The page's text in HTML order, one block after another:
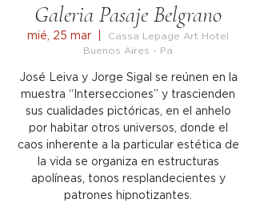
Galeria Pasaje Belgrano
mié, 25 mar
Cassa Lepage Art Hotel
Buenos Aires - Pa
José Leiva y Jorge Sigal se reúnen en la
muestra “Intersecciones” y trascienden
sus cualidades pictóricas, en el anhelo
por habitar otros universos, donde el
caos inherente a la particular estética de
la vida se organiza en estructuras
apolíneas, tonos resplandecientes y
patrones hipnotizantes.